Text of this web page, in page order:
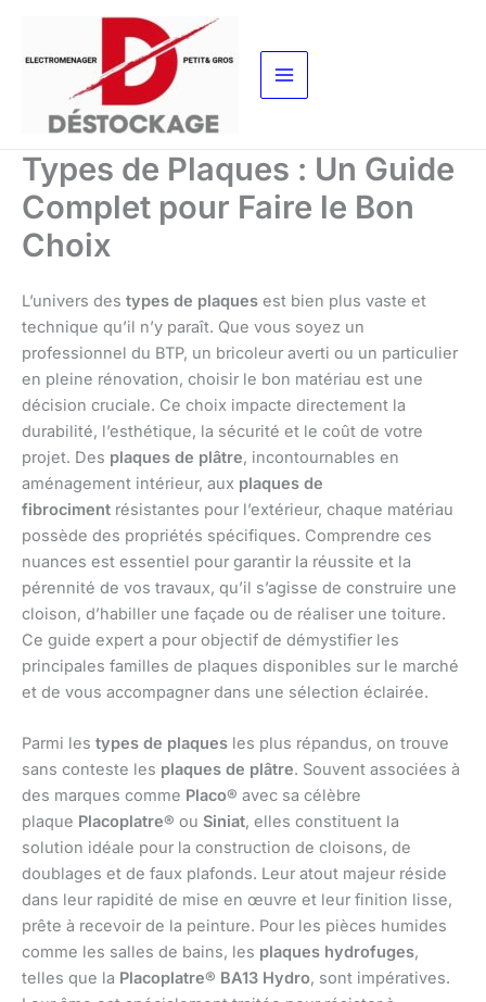
contenu
Types de Plaques : Un Guide
Complet pour Faire le Bon
Choix
L’univers des types de plaques est bien plus vaste et
technique qu’il n’y paraît. Que vous soyez un
professionnel du BTP, un bricoleur averti ou un particulier
en pleine rénovation, choisir le bon matériau est une
décision cruciale. Ce choix impacte directement la
durabilité, l’esthétique, la sécurité et le coût de votre
projet. Des plaques de plâtre, incontournables en
aménagement intérieur, aux plaques de
fibrociment résistantes pour l’extérieur, chaque matériau
possède des propriétés spécifiques. Comprendre ces
nuances est essentiel pour garantir la réussite et la
pérennité de vos travaux, qu’il s’agisse de construire une
cloison, d’habiller une façade ou de réaliser une toiture.
Ce guide expert a pour objectif de démystifier les
principales familles de plaques disponibles sur le marché
et de vous accompagner dans une sélection éclairée.
Parmi les types de plaques les plus répandus, on trouve
sans conteste les plaques de plâtre. Souvent associées à
des marques comme Placo® avec sa célèbre
plaque Placoplatre® ou Siniat, elles constituent la
solution idéale pour la construction de cloisons, de
doublages et de faux plafonds. Leur atout majeur réside
dans leur rapidité de mise en œuvre et leur finition lisse,
prête à recevoir de la peinture. Pour les pièces humides
comme les salles de bains, les plaques hydrofuges,
telles que la Placoplatre® BA13 Hydro, sont impératives.